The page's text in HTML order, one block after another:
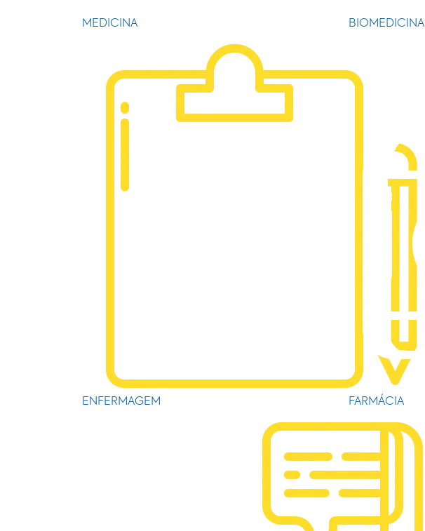
MEDICINA BIOMEDICINA
ENFERMAGEM FARMÁCIA